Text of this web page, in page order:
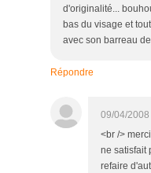
d'originalité...
bas du visage et
avec son barreau
Répondre
09/04/2008
<br />
ne satisfait
refaire